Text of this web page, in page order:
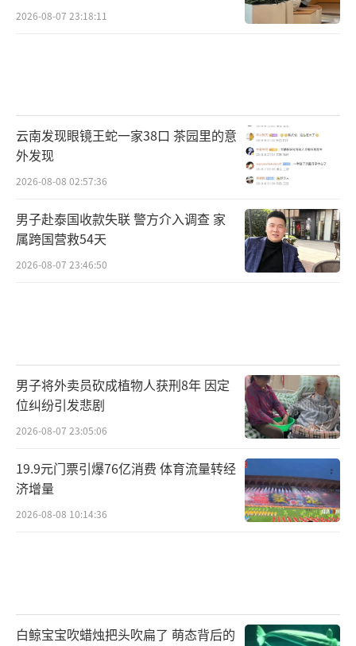
2026-08-07 23:18:11
云南发现眼镜王蛇一家38口 茶园里的意
外发现
2026-08-08 02:57:36
男子赴泰国收款失联 警方介入调查 家
属跨国营救54天
2026-08-07 23:46:50
男子将外卖员砍成植物人获刑8年 因定
位纠纷引发悲剧
2026-08-07 23:05:06
19.9元门票引爆76亿消费 体育流量转经
济增量
2026-08-08 10:14:36
白鲸宝宝吹蜡烛把头吹扁了 萌态背后的